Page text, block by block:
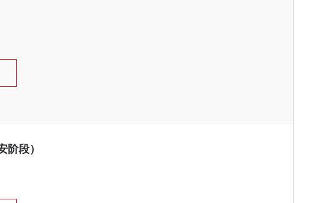
阶段）